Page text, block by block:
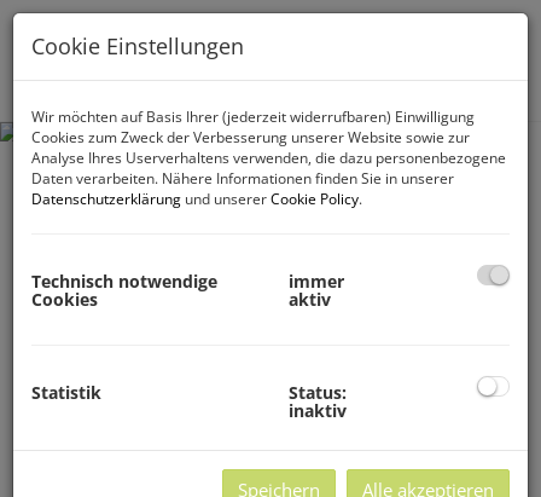
Cookie Einstellungen
Wir möchten auf Basis Ihrer (jederzeit widerrufbaren) Einwilligung
Cookies zum Zweck der Verbesserung unserer Website sowie zur
Analyse Ihres Userverhaltens verwenden, die dazu personenbezogene
Daten verarbeiten. Nähere Informationen finden Sie in unserer
Datenschutzerklärung und unsererCookie Policy.
Technisch notwendige
Cookies
immer
aktiv
Statistik Status:
inaktiv
Speichern Alle akzeptieren